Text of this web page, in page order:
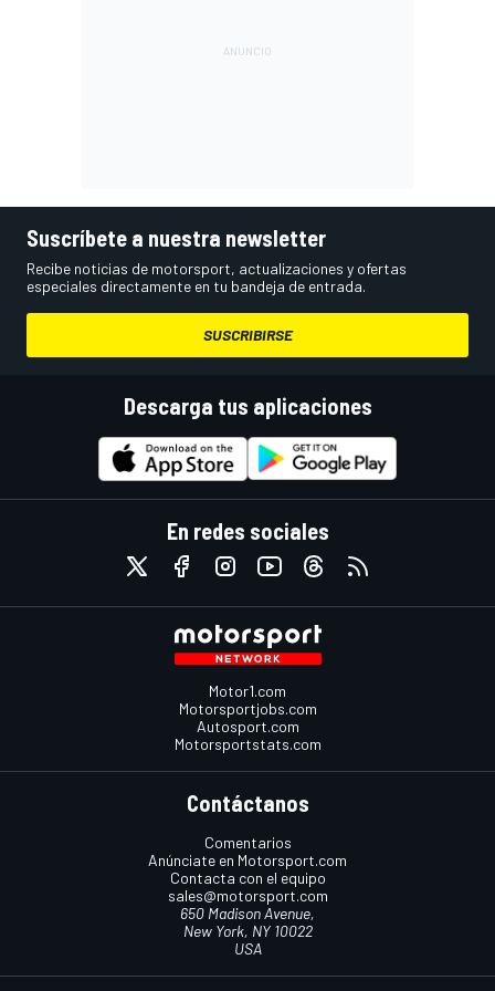
Suscríbete a nuestra newsletter
Recibe noticias de motorsport, actualizaciones y ofertas
especiales directamente en tu bandeja de entrada.
SUSCRIBIRSE
Descarga tus aplicaciones
En redes sociales
Motor1.com
Motorsportjobs.com
Autosport.com
Motorsportstats.com
Contáctanos
Comentarios
Anúnciate en Motorsport.com
Contacta con el equipo
sales@motorsport.com
650 Madison Avenue,
New York, NY 10022
USA